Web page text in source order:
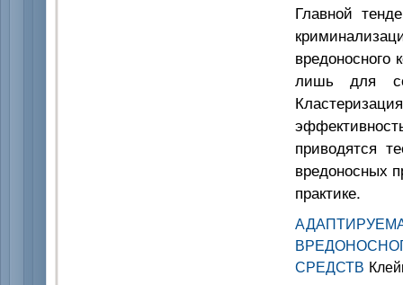
Главной
вредоносного
лишь для
приводятся
вредоносных
практике.
СРЕДСТВ